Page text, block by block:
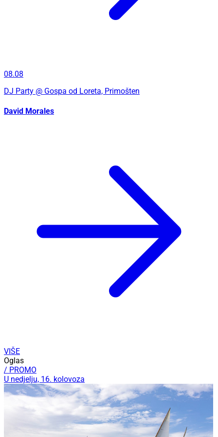
08.08
DJ Party @ Gospa od Loreta, Primošten
David Morales
VIŠE
Oglas
/ PROMO
U nedjelju, 16. kolovoza